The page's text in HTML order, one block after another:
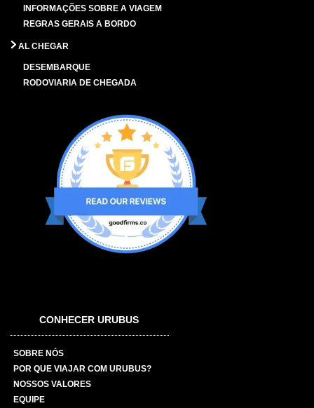
INFORMAÇÕES SOBRE A VIAGEM
REGRAS GERAIS A BORDO
AL CHEGAR
DESEMBARQUE
RODOVIARIA DE CHEGADA
CONHECER URUBUS
SOBRE NÓS
POR QUE VIAJAR COM URUBUS?
NOSSOS VALORES
EQUIPE